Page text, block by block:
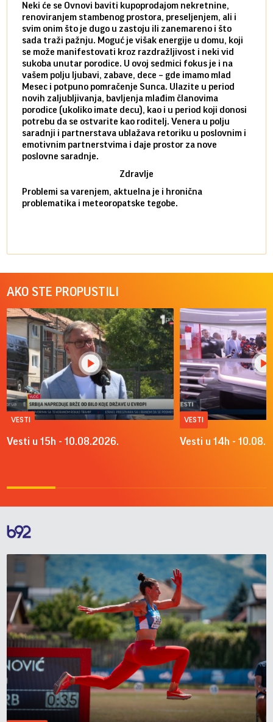
Neki će se Ovnovi baviti kupoprodajom nekretnine,
renoviranjem stambenog prostora, preseljenjem, ali i
svim onim što je dugo u zastoju ili zanemareno i što
sada traži pažnju. Moguć je višak energije u domu, koji
se može manifestovati kroz razdražljivost i neki vid
sukoba unutar porodice. U ovoj sedmici fokus je i na
vašem polju ljubavi, zabave, dece – gde imamo mlad
Mesec i potpuno pomračenje Sunca. Ulazite u period
novih zaljubljivanja, bavljenja mlađim članovima
porodice (ukoliko imate decu), kao i u period koji donosi
potrebu da se ostvarite kao roditelj. Venera u polju
saradnji i partnerstava ublažava retoriku u poslovnim i
emotivnim partnerstvima i daje prostor za nove
poslovne saradnje.
Zdravlje
Problemi sa varenjem, aktuelna je i hronična
problematika i meteoropatske tegobe.
AKO STE PROPUSTILI
VESTI
Vesti u 15h - 10.08.2026.
VESTI
Vesti u 14h -